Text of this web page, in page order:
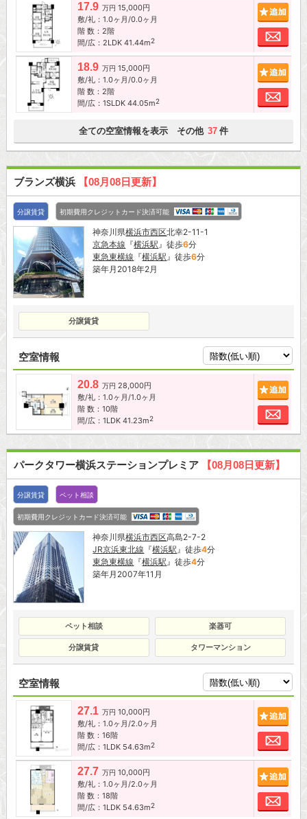
17.9 万円 15,000円
敷/礼：1.0ヶ月/0.0ヶ月
階 数：2階
間/広：2LDK 41.44m2
お
18.9 万円 15,000円
敷/礼：1.0ヶ月/0.0ヶ月
階 数：2階
間/広：1SLDK 44.05m2
お
全ての空室情報を表示 その他 37 件
ブランズ横浜 【08月08日更新】
分譲賃貸 初期費用クレジットカード決済可能
神奈川県横浜市西区北幸2-11-1
京急本線 『横浜駅』徒歩6分
東急東横線 『横浜駅』徒歩6分
築年月2018年2月
分譲賃貸
空室情報
20.8 万円 28,000円
敷/礼：1.0ヶ月/1.0ヶ月
階 数：10階
間/広：1LDK 41.23m2
お
パークタワー横浜ステーションプレミア 【08月08日更新】
分譲賃貸 ペット相談
初期費用クレジットカード決済可能
神奈川県横浜市西区高島2-7-2
JR京浜東北線 『横浜駅』徒歩4分
東急東横線 『横浜駅』徒歩4分
築年月2007年11月
ペット相談 楽器可
分譲賃貸 タワーマンション
空室情報
27.1 万円 10,000円
敷/礼：1.0ヶ月/2.0ヶ月
階 数：16階
間/広：1LDK 54.63m2
お
27.7 万円 10,000円
敷/礼：1.0ヶ月/2.0ヶ月
階 数：18階
間/広：1LDK 54.63m2
お